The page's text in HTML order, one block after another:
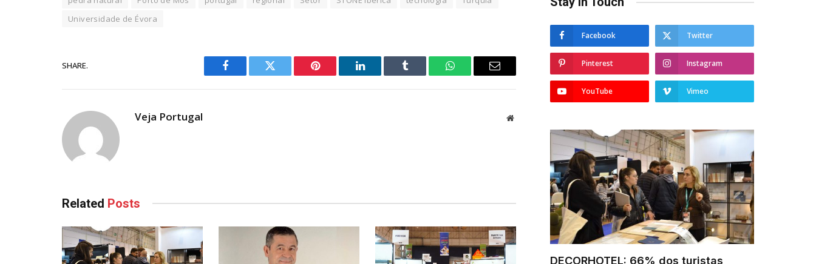
Universidade de Évora
SHARE.
Facebook Twitter Pinterest LinkedIn Tumblr WhatsAppEmail
Veja Portugal Website
Related Posts
Facebook Twitter
Pinterest Instagram
YouTube Vimeo
DECORHOTEL: 66% dos turistas